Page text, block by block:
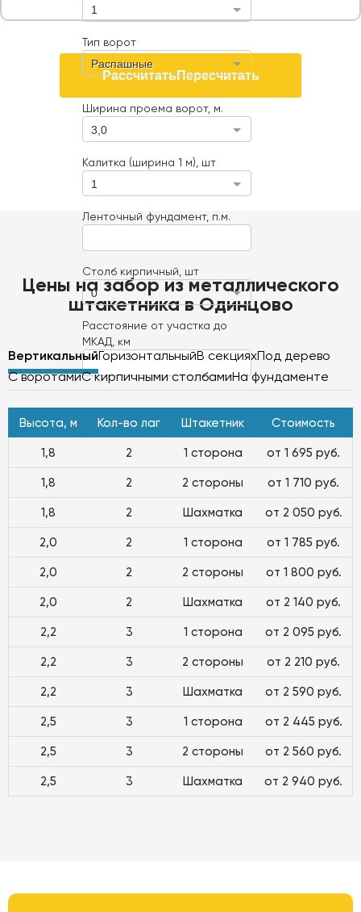
1
Тип ворот
Распашные
Ширина проема ворот, м.
3,0
Калитка (ширина 1 м), шт
1
Ленточный фундамент, п.м.
Столб кирпичный, шт
0
Расстояние от участка до
МКАД, км
РассчитатьПересчитать
Цены на забор из металлического
штакетника в Одинцово
ВертикальныйГоризонтальныйВ секцияхПод дерево
С воротамиС кирпичными столбамиНа фундаменте
Высота, м Кол-во лаг Штакетник Стоимость
1,8 2 1 сторона от 1 695 руб.
1,8 2 2 стороны от 1 710 руб.
1,8 2 Шахматка от 2 050 руб.
2,0 2 1 сторона от 1 785 руб.
2,0 2 2 стороны от 1 800 руб.
2,0 2 Шахматка от 2 140 руб.
2,2 3 1 сторона от 2 095 руб.
2,2 3 2 стороны от 2 210 руб.
2,2 3 Шахматка от 2 590 руб.
2,5 3 1 сторона от 2 445 руб.
2,5 3 2 стороны от 2 560 руб.
2,5 3 Шахматка от 2 940 руб.